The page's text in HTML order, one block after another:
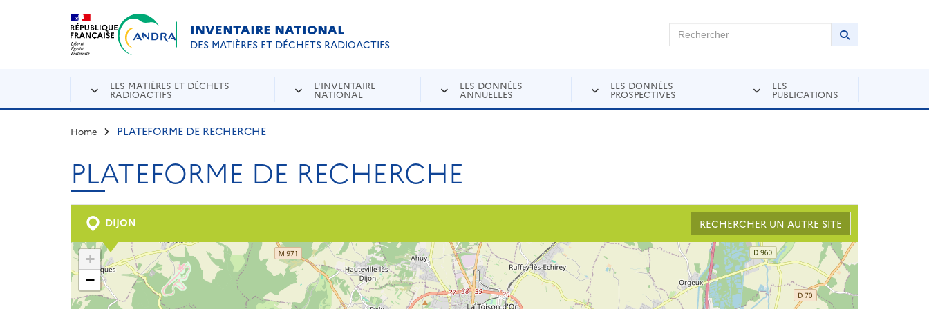
Aller au contenu principal
INVENTAIRE NATIONAL
DES MATIÈRES ET DÉCHETS RADIOACTIFS
Rechercher sur Andra Inventaire Rechercher
Lancer la
LES MATIÈRES ET DÉCHETS
RADIOACTIFS
L'INVENTAIRE
NATIONAL
LES DONNÉES
ANNUELLES
LES DONNÉES
PROSPECTIVES
LES
PUBLICATIONS
Home PLATEFORME DE RECHERCHE
PLATEFORME DE RECHERCHE
DIJON RECHERCHER UN AUTRE SITE
+
−